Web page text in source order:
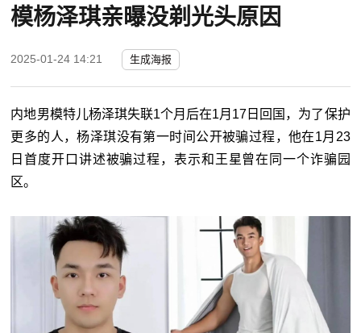
模杨泽琪亲曝没剃光头原因
2025-01-24 14:21 生成海报
内地男模特儿杨泽琪失联1个月后在1月17日回国，为了保护
更多的人，杨泽琪没有第一时间公开被骗过程，他在1月23
日首度开口讲述被骗过程，表示和王星曾在同一个诈骗园
区。